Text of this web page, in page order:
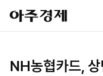
아
주
경
NH농협카드,